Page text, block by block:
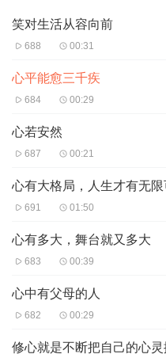
笑对生活从容向前
688 00:31
心平能愈三千疾
684 00:29
心若安然
687 00:21
心有大格局，人生才有无
691 01:50
心有多大，舞台就又多大
683 00:39
心中有父母的人
682 00:29
修心就是不断把自己的心